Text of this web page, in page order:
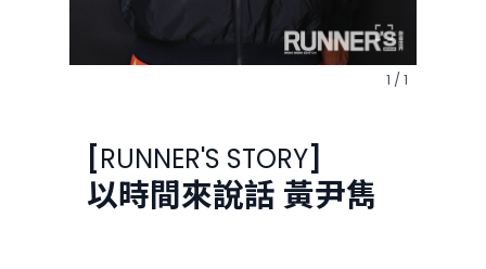
1 / 1
[RUNNER'S STORY]
以時間來說話 黃尹雋